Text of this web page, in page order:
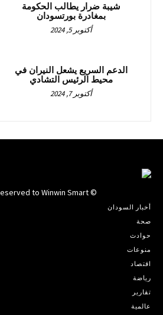
شيبة ضرار يطالب الحكومة
بمغادرة بورتسودان
أكتوبر 5, 2024
الدعم السريع يشعل النيران في
محيط الرئيس التشادي
أكتوبر 7, 2024
© All rights reserved to Winwin Smart
أخبار السودان
صحة
حوادث
منوعات
اقتصاد
رياضة
تقارير
عالمية